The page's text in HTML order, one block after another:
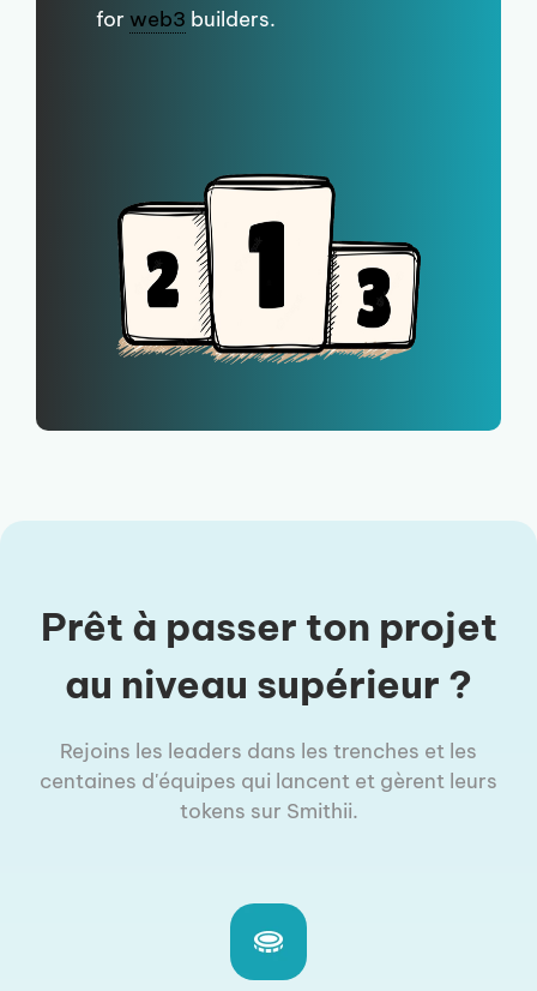
for web3 builders.
Prêt à passer ton projet
au niveau supérieur ?
Rejoins les leaders dans les trenches et les
centaines d'équipes qui lancent et gèrent leurs
tokens sur Smithii.